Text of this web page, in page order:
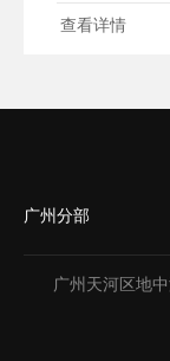
小...
查看详情
广州分部
广州天河区地